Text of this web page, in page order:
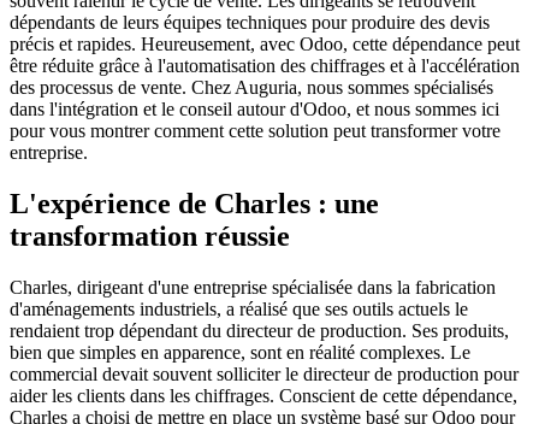
dépendants de leurs équipes techniques pour produire des devis
précis et rapides. Heureusement, avec Odoo, cette dépendance peut
être réduite grâce à l'automatisation des chiffrages et à l'accélération
des processus de vente. Chez Auguria, nous sommes spécialisés
dans l'intégration et le conseil autour d'Odoo, et nous sommes ici
pour vous montrer comment cette solution peut transformer votre
entreprise.
L'expérience de Charles : une
transformation réussie
Charles, dirigeant d'une entreprise spécialisée dans la fabrication
d'aménagements industriels, a réalisé que ses outils actuels le
rendaient trop dépendant du directeur de production. Ses produits,
bien que simples en apparence, sont en réalité complexes. Le
commercial devait souvent solliciter le directeur de production pour
aider les clients dans les chiffrages. Conscient de cette dépendance,
Charles a choisi de mettre en place un système basé sur Odoo pour